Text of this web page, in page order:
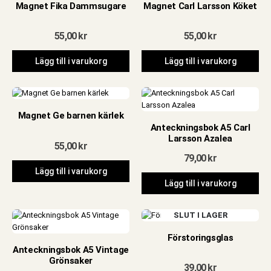
Magnet Fika Dammsugare
55,00kr
Lägg till i varukorg
Magnet Carl Larsson Köket
55,00kr
Lägg till i varukorg
Magnet Ge barnen kärlek
55,00kr
Lägg till i varukorg
Anteckningsbok A5 Carl
Larsson Azalea
79,00kr
Lägg till i varukorg
Anteckningsbok A5 Vintage
Grönsaker
SLUT I LAGER
Förstoringsglas
39,00kr